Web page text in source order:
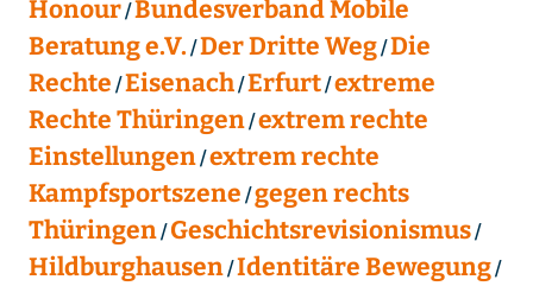
Honour Bundesverband Mobile
Beratung e.V. Der Dritte Weg Die
Rechte Eisenach Erfurt extreme
Rechte Thüringen extrem rechte
Einstellungen extrem rechte
Kampfsportszene gegen rechts
Thüringen Geschichtsrevisionismus
Hildburghausen Identitäre Bewegung